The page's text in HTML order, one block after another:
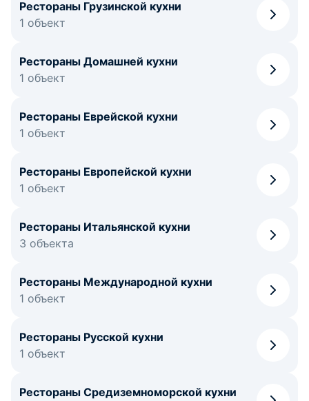
Рестораны Грузинской кухни
1 объект
Рестораны Домашней кухни
1 объект
Рестораны Еврейской кухни
1 объект
Рестораны Европейской кухни
1 объект
Рестораны Итальянской кухни
3 объекта
Рестораны Международной кухни
1 объект
Рестораны Русской кухни
1 объект
Рестораны Средиземноморской кухни